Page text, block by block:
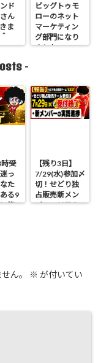
ド
ん
ま
ビッグトゥモ
ローのネット
マーケティン
グ部門になり
ました。
-
時受
っ
た
る9
答
【残り3日】
7/29(水)参加〆
切！せどり独
占販売新メン
バーのリアル
ん。 ※ が付いてい